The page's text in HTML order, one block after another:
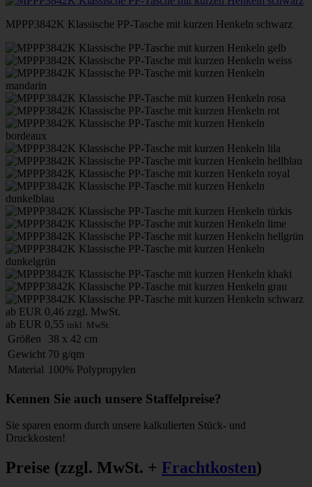
MPPP3842K Klassische PP-Tasche mit kurzen Henkeln schwarz
ab EUR 0,46 zzgl. MwSt.
ab EUR 0,55 inkl. MwSt.
Größen
38 x 42 cm
Gewicht 70 g/qm
Material 100% Polypropylen
Kennen Sie auch unsere Staffelpreise?
Sie sparen enorm durch unsere kalkulierten Stück- und
Druckkosten!
Preise (zzgl. MwSt. + Frachtkosten)